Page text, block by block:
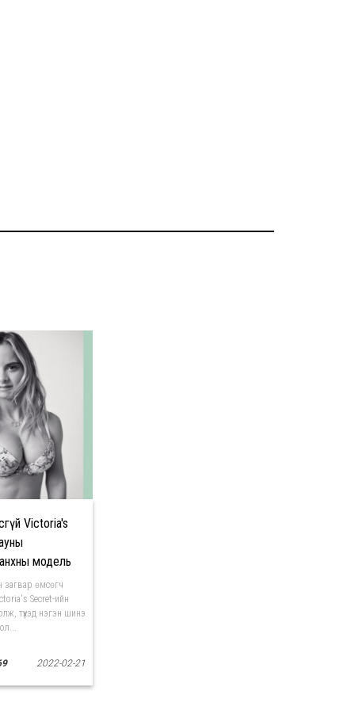
Victoria's
модель
загвар өмсөгч
Secret-ийн
түүхэд нэгэн шинэ
2022-02-21